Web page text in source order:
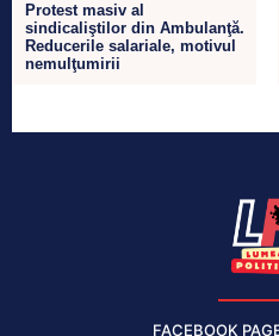
Protest masiv al
sindicaliştilor din Ambulanţă.
Reducerile salariale, motivul
nemulţumirii
FACEBOOK